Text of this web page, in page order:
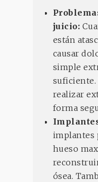
juicio:
están
causar
simple
realizar
forma
implantes
hueso
ósea.